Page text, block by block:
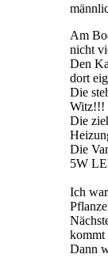
Am
nicht
Den
dort
Die
Witz!!!
Die
Die
5W
Ich
kommt
Dann